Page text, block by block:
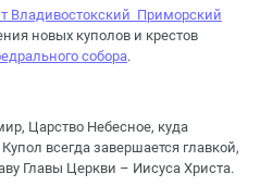
Владивостокский Приморский
новых куполов и крестов
собора.
Царство Небесное, куда
всегда завершается главкой,
Главы Церкви – Иисуса Христа.